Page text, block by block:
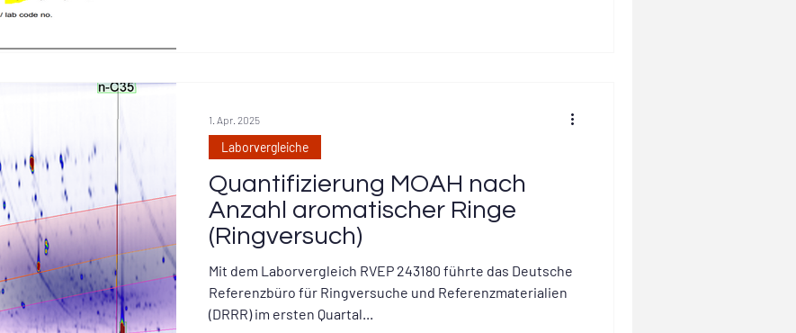
Quantifizierung MOAH nach
Anzahl aromatischer Ringe
(Ringversuch)
Mit dem Laborvergleich RVEP 243180 führte das Deutsche
Referenzbüro für Ringversuche und Referenzmaterialien
(DRRR) im ersten Quartal...
Laborvergleiche
1. Apr. 2025